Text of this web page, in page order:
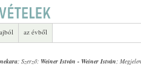
ZENEKAR
az évből
; Szerző: Weiner István - Weiner István;